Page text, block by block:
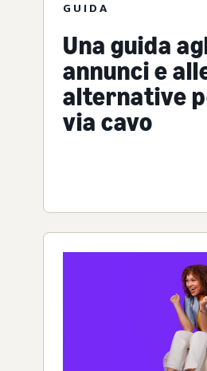
GUIDA
Una guida
annunci e
alternative
via cavo